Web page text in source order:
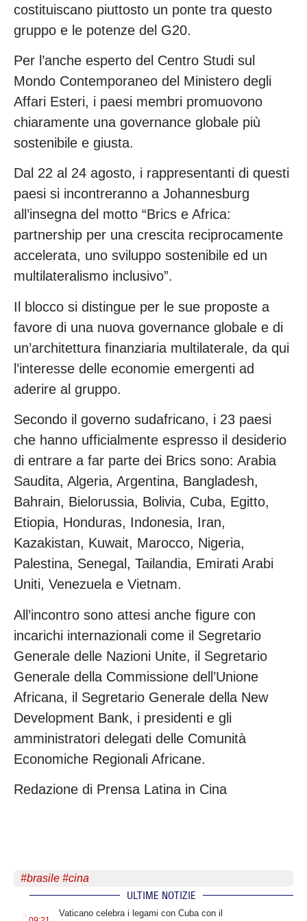
costituiscano piuttosto un ponte tra questo
gruppo e le potenze del G20.
Per l’anche esperto del Centro Studi sul
Mondo Contemporaneo del Ministero degli
Affari Esteri, i paesi membri promuovono
chiaramente una governance globale più
sostenibile e giusta.
Dal 22 al 24 agosto, i rappresentanti di questi
paesi si incontreranno a Johannesburg
all’insegna del motto “Brics e Africa:
partnership per una crescita reciprocamente
accelerata, uno sviluppo sostenibile ed un
multilateralismo inclusivo”.
Il blocco si distingue per le sue proposte a
favore di una nuova governance globale e di
un’architettura finanziaria multilaterale, da qui
l’interesse delle economie emergenti ad
aderire al gruppo.
Secondo il governo sudafricano, i 23 paesi
che hanno ufficialmente espresso il desiderio
di entrare a far parte dei Brics sono: Arabia
Saudita, Algeria, Argentina, Bangladesh,
Bahrain, Bielorussia, Bolivia, Cuba, Egitto,
Etiopia, Honduras, Indonesia, Iran,
Kazakistan, Kuwait, Marocco, Nigeria,
Palestina, Senegal, Tailandia, Emirati Arabi
Uniti, Venezuela e Vietnam.
All’incontro sono attesi anche figure con
incarichi internazionali come il Segretario
Generale delle Nazioni Unite, il Segretario
Generale della Commissione dell’Unione
Africana, il Segretario Generale della New
Development Bank, i presidenti e gli
amministratori delegati delle Comunità
Economiche Regionali Africane.
Redazione di Prensa Latina in Cina
#brasile #cina
ULTIME NOTIZIE
Vaticano celebra i legami con Cuba con il